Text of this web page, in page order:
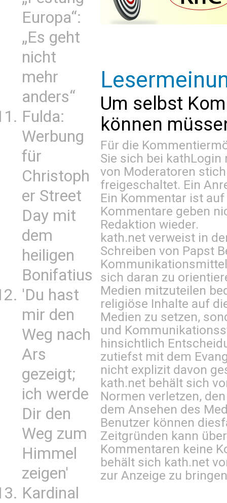
Europa“:
„Es geht
nicht
mehr
anders“
Fulda:
Werbung
für
Christoph
er Street
Day mit
dem
heiligen
Bonifatius
'Du hast
mir den
Weg nach
Ars
gezeigt;
ich werde
Dir den
Weg zum
Himmel
zeigen'
Kardinal
Um selbst
können
Für die
Sie sich bei kathLogin
von Moderatoren
freigeschaltet. Ein
Ein Kommentar ist
Kommentare geben
Redaktion wieder.
kath.net verweist in
Schreiben von Papst
sich daran zu
Medien mitzuteilen
religiöse Inhalte auf
Medien zu setzen,
und
hinsichtlich
zutiefst mit dem
nicht explizit davon
kath.net behält sich
Normen verletzen,
dem Ansehen des
Benutzer können
Zeitgründen kann
Kommentaren keine
behält sich kath.net
zur Anzeige zu